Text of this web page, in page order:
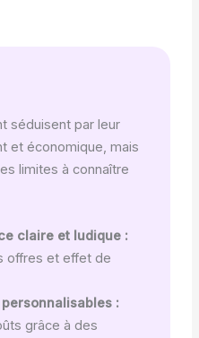
séduisent par leur
et économique, mais
limites à connaître
claire et ludique :
offres et effet de
:
grâce à des